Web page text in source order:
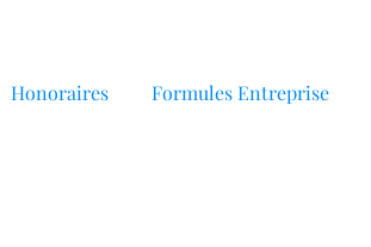
Honoraires Formules Entreprise